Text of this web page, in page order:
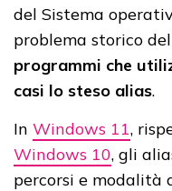
del Sistema
problema storico
programmi che
casi lo steso alias.
In Windows 11,
Windows 10, gli
percorsi e modalità